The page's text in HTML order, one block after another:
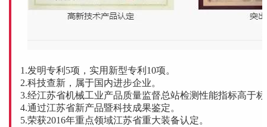
1.发明专利5项，实用新型专利10项。
2.科技查新，属于国内进步企业。
3.经江苏省机械工业产品质量监督总站检测性能指标高于
4.通过江苏省新产品暨科技成果鉴定。
5.荣获2016年重点领域江苏省重大装备认定。